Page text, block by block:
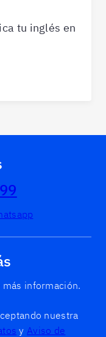
tu inglés en
información.
nuestra
y Aviso de